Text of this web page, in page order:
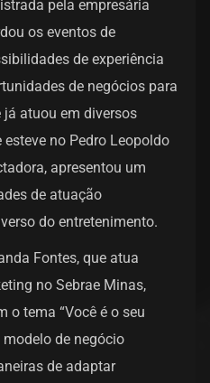
pela empresária
os eventos de
de experiência
de negócios para
já atuou em diversos
no Pedro Leopoldo
apresentou um
de atuação
do entretenimento.
Fontes, que atua
no Sebrae Minas,
o tema “Você é o seu
de negócio
de adaptar